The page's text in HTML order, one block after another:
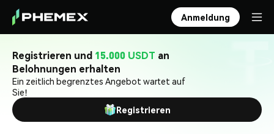
Anmeldung
Registrieren und 15.000 USDT an
Belohnungen erhalten
Ein zeitlich begrenztes Angebot wartet auf
Sie!
Registrieren